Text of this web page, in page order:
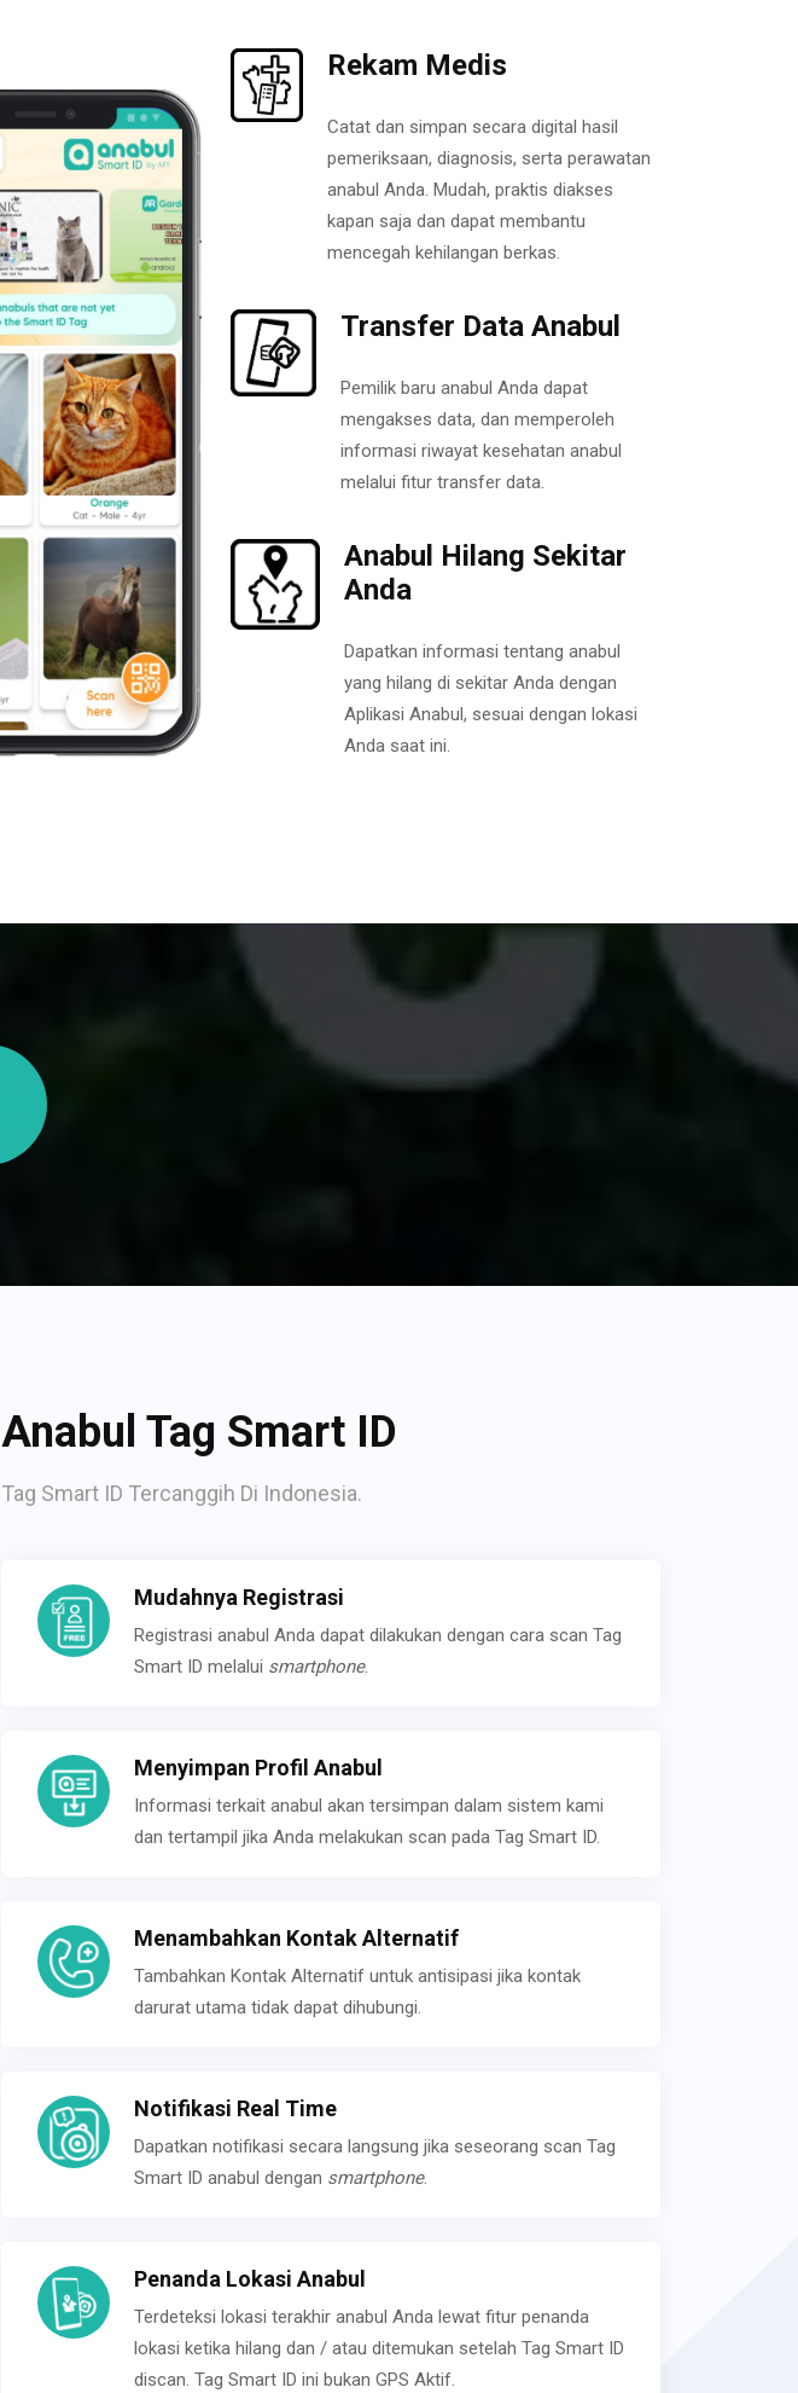
Rekam Medis
Catat dan simpan secara digital hasil
pemeriksaan, diagnosis, serta perawatan
anabul Anda. Mudah, praktis diakses
kapan saja dan dapat membantu
mencegah kehilangan berkas.
Transfer Data Anabul
Pemilik baru anabul Anda dapat
mengakses data, dan memperoleh
informasi riwayat kesehatan anabul
melalui fitur transfer data.
Anabul Hilang Sekitar
Anda
Dapatkan informasi tentang anabul
yang hilang di sekitar Anda dengan
Aplikasi Anabul, sesuai dengan lokasi
Anda saat ini.
Anabul Tag Smart ID
Tag Smart ID Tercanggih Di Indonesia.
Mudahnya Registrasi
Registrasi anabul Anda dapat dilakukan dengan cara scan Tag
Smart ID melalui smartphone.
Menyimpan Profil Anabul
Informasi terkait anabul akan tersimpan dalam sistem kami
dan tertampil jika Anda melakukan scan pada Tag Smart ID.
Menambahkan Kontak Alternatif
Tambahkan Kontak Alternatif untuk antisipasi jika kontak
darurat utama tidak dapat dihubungi.
Notifikasi Real Time
Dapatkan notifikasi secara langsung jika seseorang scan Tag
Smart ID anabul dengan smartphone.
Penanda Lokasi Anabul
Terdeteksi lokasi terakhir anabul Anda lewat fitur penanda
lokasi ketika hilang dan / atau ditemukan setelah Tag Smart ID
discan. Tag Smart ID ini bukan GPS Aktif.